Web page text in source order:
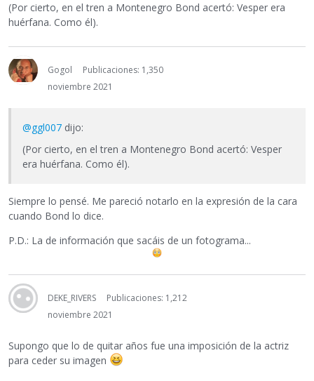
(Por cierto, en el tren a Montenegro Bond acertó: Vesper era
huérfana. Como él).
Gogol
Publicaciones: 1,350
noviembre 2021
@ggl007 dijo:
(Por cierto, en el tren a Montenegro Bond acertó: Vesper
era huérfana. Como él).
Siempre lo pensé. Me pareció notarlo en la expresión de la cara
cuando Bond lo dice.
P.D.: La de información que sacáis de un fotograma...
DEKE_RIVERS
Publicaciones: 1,212
noviembre 2021
Supongo que lo de quitar años fue una imposición de la actriz
para ceder su imagen